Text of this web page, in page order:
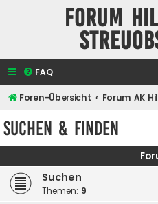
Forum
FAQ
Foren-Übersicht
Suchen & Finden
Suchen
Themen: 9